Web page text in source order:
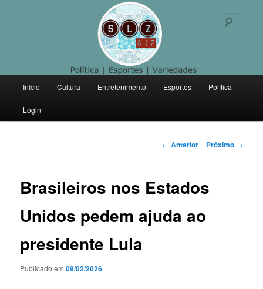
Politica | Esportes | Variedades
principal
Pular
para
principal
Início Cultura Entretenimento Esportes Política
Login
Navegação
← Anterior Próximo →
Brasileiros nos Estados
Unidos pedem ajuda ao
presidente Lula
Publicado em09/02/2026